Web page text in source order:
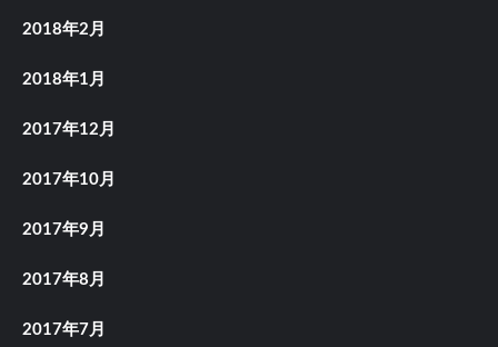
2018年2月
2018年1月
2017年12月
2017年10月
2017年9月
2017年8月
2017年7月